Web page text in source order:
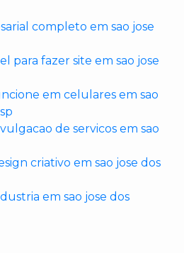
completo em sao jose
para fazer site em sao jose
em celulares em sao
de servicos em sao
criativo em sao jose dos
em sao jose dos